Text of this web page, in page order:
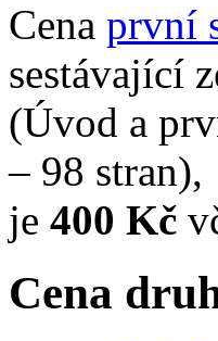
Cena první
sestávající
(Úvod a
– 98 stran),
je 400 Kč
Cena